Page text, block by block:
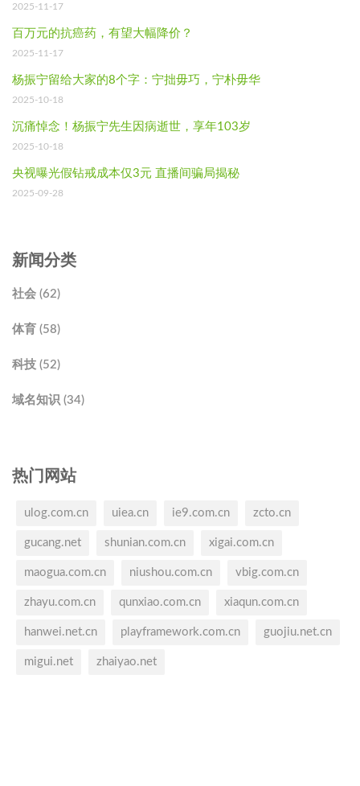
2025-11-17
百万元的抗癌药，有望大幅降价？
2025-11-17
杨振宁留给大家的8个字：宁拙毋巧，宁朴毋华
2025-10-18
沉痛悼念！杨振宁先生因病逝世，享年103岁
2025-10-18
央视曝光假钻戒成本仅3元 直播间骗局揭秘
2025-09-28
新闻分类
社会 (62)
体育 (58)
科技 (52)
域名知识 (34)
热门网站
ulog.com.cn uiea.cn ie9.com.cn zcto.cn
gucang.net shunian.com.cn xigai.com.cn
maogua.com.cn niushou.com.cn vbig.com.cn
zhayu.com.cn qunxiao.com.cn xiaqun.com.cn
hanwei.net.cn playframework.com.cn guojiu.net.cn
migui.net zhaiyao.net